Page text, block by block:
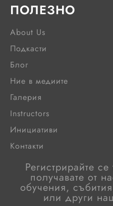
ПОЛЕЗНО
About Us
Подкасти
Блог
Ние в медиите
Галерия
Instructors
Инициативи
Контакти
Регистрирайте
получавате от
обучения,
или други